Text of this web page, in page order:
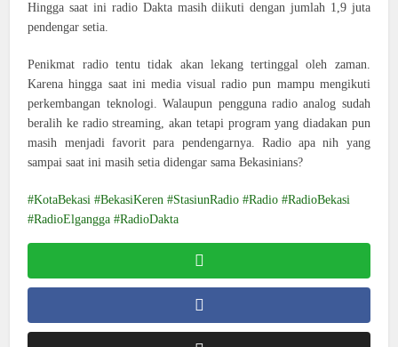
Hingga saat ini radio Dakta masih diikuti dengan jumlah 1,9 juta
pendengar setia.
Penikmat radio tentu tidak akan lekang tertinggal oleh zaman.
Karena hingga saat ini media visual radio pun mampu mengikuti
perkembangan teknologi. Walaupun pengguna radio analog sudah
beralih ke radio streaming, akan tetapi program yang diadakan pun
masih menjadi favorit para pendengarnya. Radio apa nih yang
sampai saat ini masih setia didengar sama Bekasinians?
KotaBekasi #BekasiKeren #StasiunRadio #Radio #RadioBekasi
#RadioElgangga #RadioDakta